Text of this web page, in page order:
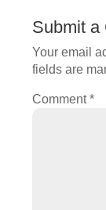
Submit a
Your email
fields are
Comment*